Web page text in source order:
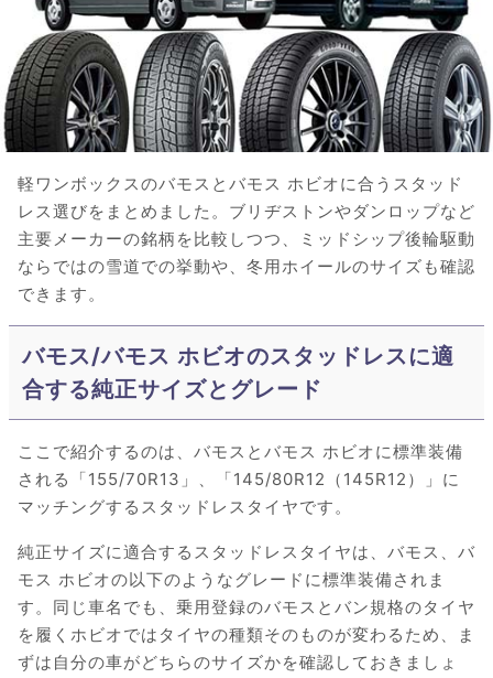
軽ワンボックスのバモスとバモス ホビオに合うスタッド
レス選びをまとめました。ブリヂストンやダンロップなど
主要メーカーの銘柄を比較しつつ、ミッドシップ後輪駆動
ならではの雪道での挙動や、冬用ホイールのサイズも確認
できます。
バモス/バモス ホビオのスタッドレスに適
合する純正サイズとグレード
ここで紹介するのは、バモスとバモス ホビオに標準装備
される「155/70R13」、「145/80R12（145R12）」に
マッチングするスタッドレスタイヤです。
純正サイズに適合するスタッドレスタイヤは、バモス、バ
モス ホビオの以下のようなグレードに標準装備されま
す。同じ車名でも、乗用登録のバモスとバン規格のタイヤ
を履くホビオではタイヤの種類そのものが変わるため、ま
ずは自分の車がどちらのサイズかを確認しておきましょ